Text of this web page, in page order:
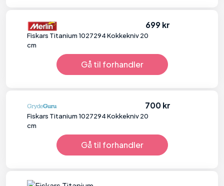
Fiskars Titanium 1027294 Kokkekniv 20
cm
699 kr
Gå til forhandler
Fiskars Titanium 1027294 Kokkekniv 20
cm
700 kr
Gå til forhandler